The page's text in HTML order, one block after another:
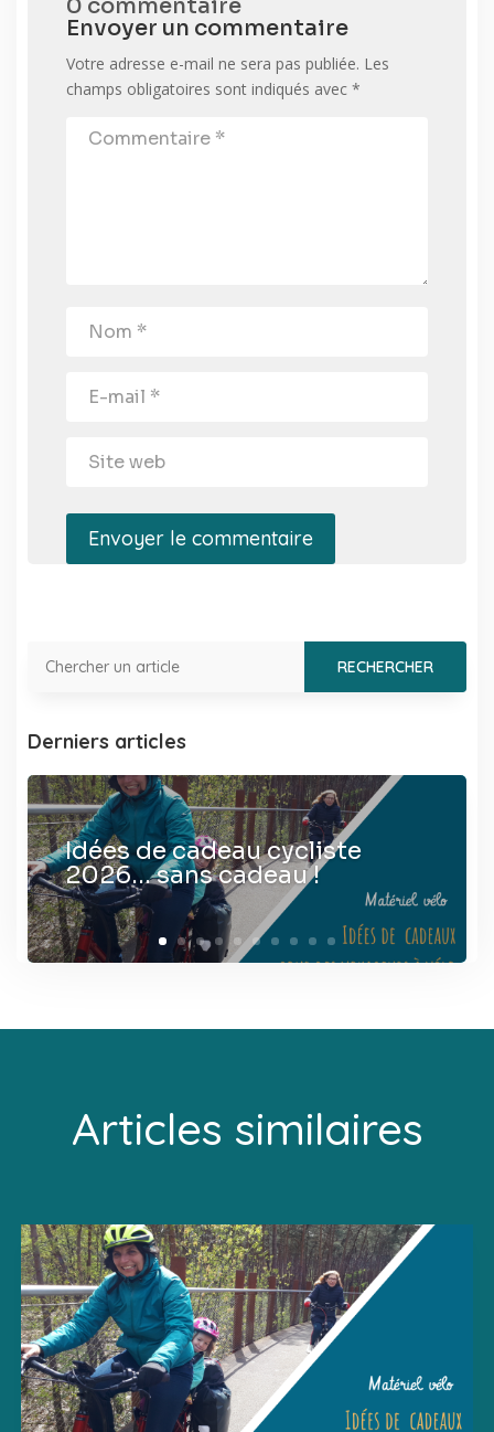
0 commentaire
Envoyer un commentaire
Votre adresse e-mail ne sera pas publiée. Les
champs obligatoires sont indiqués avec *
Envoyer le commentaire
Derniers articles
Idées de cadeau cycliste
2026… sans cadeau !
Articles similaires